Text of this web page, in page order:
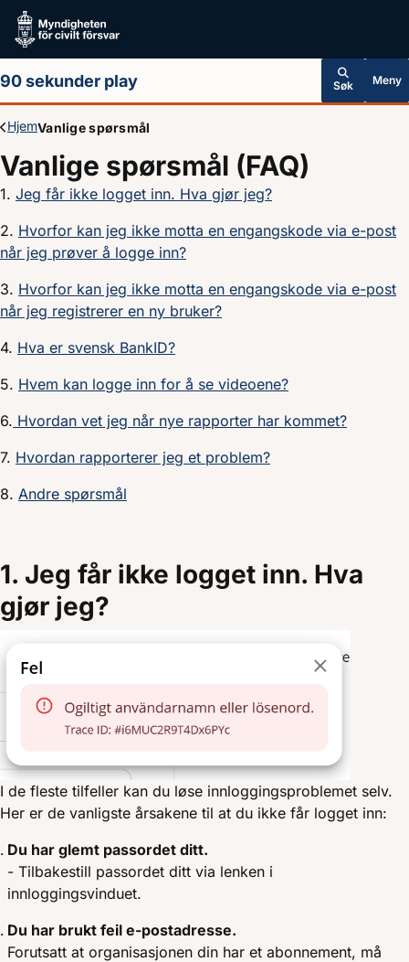
Hoppa till huvudinnehållet
90 sekunder play Søk Meny
HjemVanlige spørsmål
Vanlige spørsmål (FAQ)
1. Jeg får ikke logget inn. Hva gjør jeg?
2. Hvorfor kan jeg ikke motta en engangskode via e-post
når jeg prøver å logge inn?
3. Hvorfor kan jeg ikke motta en engangskode via e-post
når jeg registrerer en ny bruker?
4. Hva er svensk BankID?
5. Hvem kan logge inn for å se videoene?
6. Hvordan vet jeg når nye rapporter har kommet?
7. Hvordan rapporterer jeg et problem?
8. Andre spørsmål
1. Jeg får ikke logget inn. Hva
gjør jeg?
I de fleste tilfeller kan du løse innloggingsproblemet selv.
Her er de vanligste årsakene til at du ikke får logget inn:
Du har glemt passordet ditt.
- Tilbakestill passordet ditt via lenken i
innloggingsvinduet.
Du har brukt feil e-postadresse.
Forutsatt at organisasjonen din har et abonnement, må